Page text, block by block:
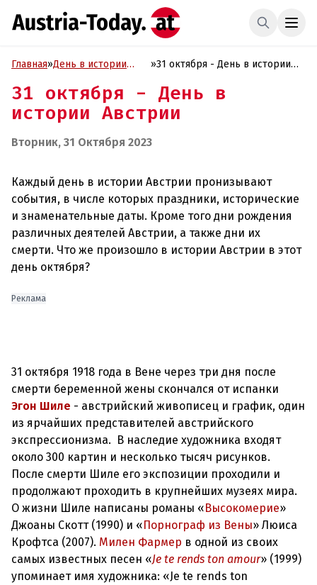
Главная»День в истории
»31 октября - День в истории
31 октября - День в
истории Австрии
Вторник, 31 Октября 2023
Каждый день в истории Австрии пронизывают
события, в числе которых праздники, исторические
и знаменательные даты. Кроме того дни рождения
различных деятелей Австрии, а также дни их
смерти. Что же произошло в истории Австрии в этот
день октября?
Реклама
31 октября 1918 года в Вене через три дня после
смерти беременной жены скончался от испанки
Эгон Шиле - австрийский живописец и график, один
из ярчайших представителей австрийского
экспрессионизма. В наследие художника входят
около 300 картин и несколько тысяч рисунков.
После смерти Шиле его экспозиции проходили и
продолжают проходить в крупнейших музеях мира.
О жизни Шиле написаны романы «Высокомерие»
Джоаны Скотт (1990) и «Порнограф из Вены» Люиса
Крофтса (2007). Милен Фармер в одной из своих
самых известных песен «Je te rends ton amour» (1999)
упоминает имя художника: «Je te rends ton